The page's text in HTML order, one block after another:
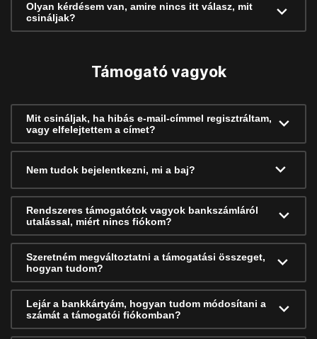
Olyan kérdésem van, amire nincs itt válasz, mit
csináljak?
Támogató vagyok
Mit csináljak, ha hibás e-mail-címmel regisztráltam,
vagy elfelejtettem a címet?
Nem tudok bejelentkezni, mi a baj?
Rendszeres támogatótok vagyok bankszámláról
utalással, miért nincs fiókom?
Szeretném megváltoztatni a támogatási összeget,
hogyan tudom?
Lejár a bankkártyám, hogyan tudom módosítani a
számát a támogatói fiókomban?